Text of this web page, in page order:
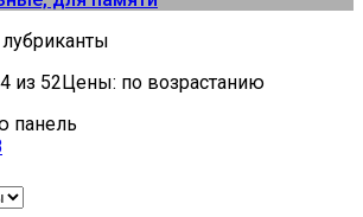
из 52Цены: по возрастанию
панель